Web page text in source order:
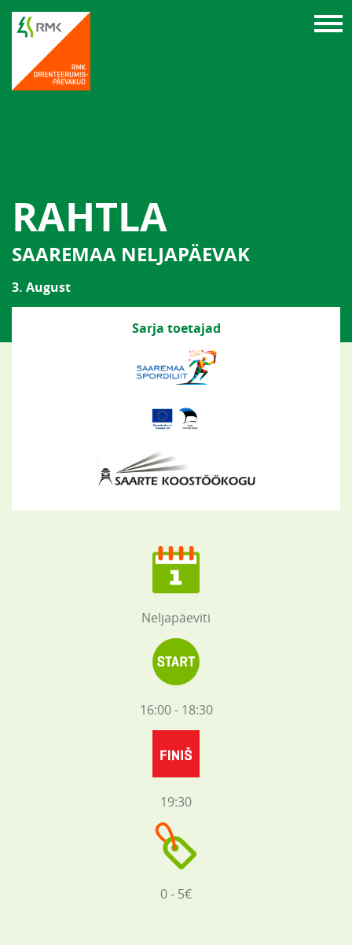
RAHTLA
SAAREMAA NELJAPÄEVAK
3. August
Sarja toetajad
Neljapäeviti
16:00 - 18:30
19:30
0 - 5€